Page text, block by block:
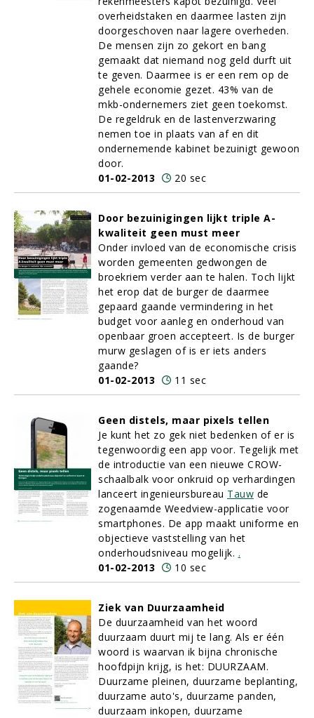
overheidstaken en daarmee lasten zijn
doorgeschoven naar lagere overheden.
De mensen zijn zo gekort en bang
gemaakt dat niemand nog geld durft uit
te geven. Daarmee is er een rem op de
gehele economie gezet. 43% van de
mkb-ondernemers ziet geen toekomst.
De regeldruk en de lastenverzwaring
nemen toe in plaats van af en dit
ondernemende kabinet bezuinigt gewoon
door.
01-02-2013
20 sec
Door bezuinigingen lijkt triple A-
kwaliteit geen must meer
Onder invloed van de economische crisis
worden gemeenten gedwongen de
broekriem verder aan te halen. Toch lijkt
het erop dat de burger de daarmee
gepaard gaande vermindering in het
budget voor aanleg en onderhoud van
openbaar groen accepteert. Is de burger
murw geslagen of is er iets anders
gaande?
01-02-2013
11 sec
Geen distels, maar pixels tellen
Je kunt het zo gek niet bedenken of er is
tegenwoordig een app voor. Tegelijk met
de introductie van een nieuwe CROW-
schaalbalk voor onkruid op verhardingen
lanceert ingenieursbureau Tauw de
zogenaamde Weedview-applicatie voor
smartphones. De app maakt uniforme en
objectieve vaststelling van het
onderhoudsniveau mogelijk. .
01-02-2013
10 sec
Ziek van Duurzaamheid
De duurzaamheid van het woord
duurzaam duurt mij te lang. Als er één
woord is waarvan ik bijna chronische
hoofdpijn krijg, is het: DUURZAAM.
Duurzame pleinen, duurzame beplanting,
duurzame auto's, duurzame panden,
duurzaam inkopen, duurzame